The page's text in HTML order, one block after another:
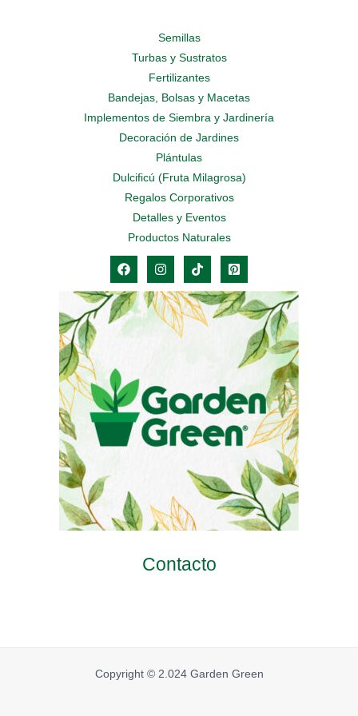
Semillas
Turbas y Sustratos
Fertilizantes
Bandejas, Bolsas y Macetas
Implementos de Siembra y Jardinería
Decoración de Jardines
Plántulas
Dulcificú (Fruta Milagrosa)
Regalos Corporativos
Detalles y Eventos
Productos Naturales
Contacto
Copyright © 2.024 Garden Green